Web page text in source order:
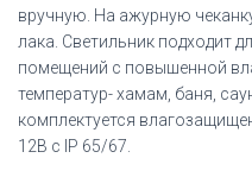
вручную. На ажурную
лака. Светильник подходит
помещений с повышенной
температур- хамам, баня,
комплектуется
12В с IP 65/67.